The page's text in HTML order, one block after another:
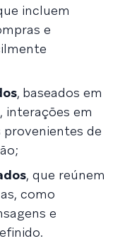
incluem
e
, baseados em
interações em
de
, que reúnem
como
e